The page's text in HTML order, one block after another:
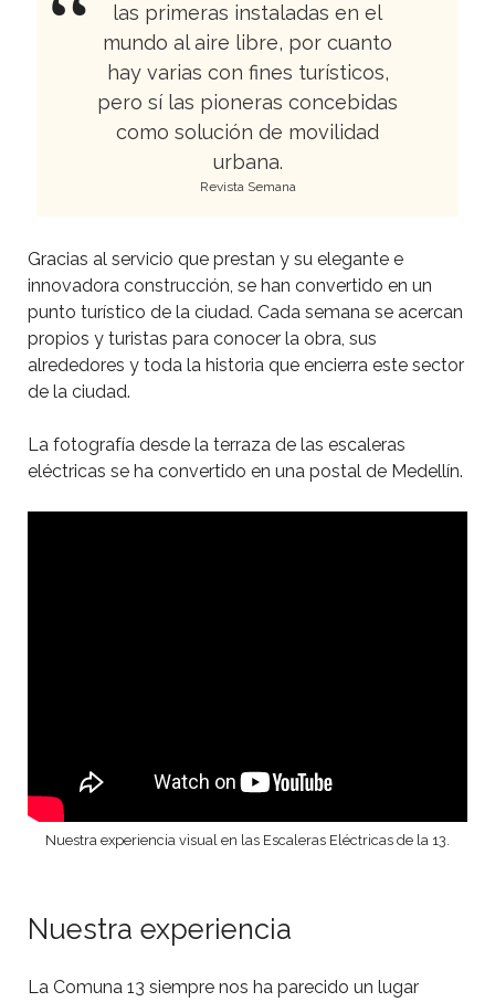
las primeras instaladas en el
mundo al aire libre, por cuanto
hay varias con fines turísticos,
pero sí las pioneras concebidas
como solución de movilidad
urbana.
Revista Semana
Gracias al servicio que prestan y su elegante e
innovadora construcción, se han convertido en un
punto turístico de la ciudad. Cada semana se acercan
propios y turistas para conocer la obra, sus
alrededores y toda la historia que encierra este sector
de la ciudad.
La fotografía desde la terraza de las escaleras
eléctricas se ha convertido en una postal de Medellín.
Nuestra experiencia visual en las Escaleras Eléctricas de la 13.
Nuestra experiencia
La Comuna 13 siempre nos ha parecido un lugar